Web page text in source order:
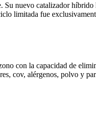
nuevo catalizador
limitada fue
con la capacidad de
cov, alérgenos, polvo y